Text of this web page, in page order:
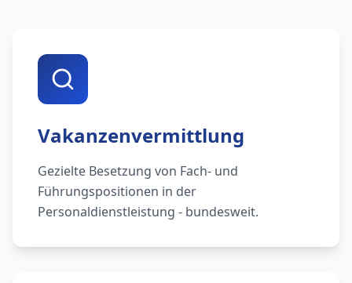
Vakanzenvermittlung
Gezielte Besetzung von Fach- und
Führungspositionen in der
Personaldienstleistung - bundesweit.